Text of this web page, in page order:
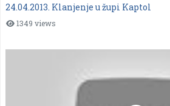
24.04.2013. Klanjenje u župi Kaptol
1349 views